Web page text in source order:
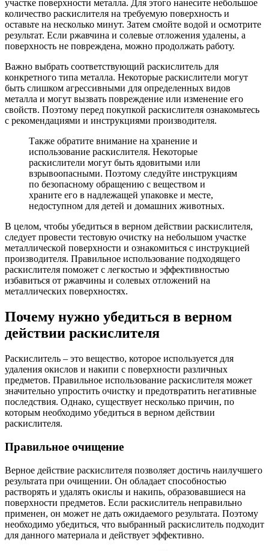
участке поверхности металла. Для этого нанесите небольшое
количество раскислителя на требуемую поверхность и
оставьте на несколько минут. Затем смойте водой и осмотрите
результат. Если ржавчина и солевые отложения удалены, а
поверхность не повреждена, можно продолжать работу.
Важно выбрать соответствующий раскислитель для
конкретного типа металла. Некоторые раскислители могут
быть слишком агрессивными для определенных видов
металла и могут вызвать повреждение или изменение его
свойств. Поэтому перед покупкой раскислителя ознакомьтесь
с рекомендациями и инструкциями производителя.
Также обратите внимание на хранение и
использование раскислителя. Некоторые
раскислители могут быть ядовитыми или
взрывоопасными. Поэтому следуйте инструкциям
по безопасному обращению с веществом и
храните его в надлежащей упаковке и месте,
недоступном для детей и домашних животных.
В целом, чтобы убедиться в верном действии раскислителя,
следует провести тестовую очистку на небольшом участке
металлической поверхности и ознакомиться с инструкцией
производителя. Правильное использование подходящего
раскислителя поможет с легкостью и эффективностью
избавиться от ржавчины и солевых отложений на
металлических поверхностях.
Почему нужно убедиться в верном
действии раскислителя
Раскислитель – это вещество, которое используется для
удаления окислов и накипи с поверхности различных
предметов. Правильное использование раскислителя может
значительно упростить очистку и предотвратить негативные
последствия. Однако, существует несколько причин, по
которым необходимо убедиться в верном действии
раскислителя.
Правильное очищение
Верное действие раскислителя позволяет достичь наилучшего
результата при очищении. Он обладает способностью
растворять и удалять окислы и накипь, образовавшиеся на
поверхности предметов. Если раскислитель неправильно
применен, он может не дать ожидаемого результата. Поэтому
необходимо убедиться, что выбранный раскислитель подходит
для данного материала и действует эффективно.